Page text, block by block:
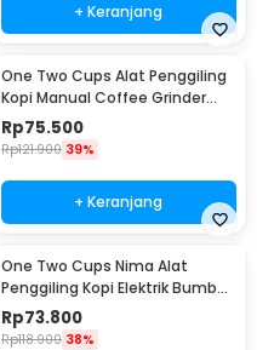
+ Keranjang
One Two Cups Alat Penggiling
Kopi Manual Coffee Grinder
Wood - 16290
Rp75.500
Rp121.900 39%
+ Keranjang
One Two Cups Nima Alat
Penggiling Kopi Elektrik Bumbu
Coffee Grinder - NM-8300
Rp73.800
Rp118.900 38%